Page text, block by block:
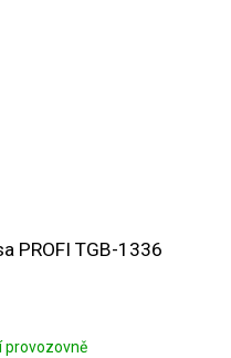
PROFI TGB-1336
provozovně